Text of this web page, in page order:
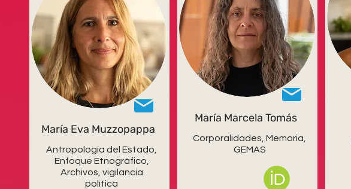
María Eva Muzzopappa
Antropología del Estado,
Enfoque Etnográfico,
Archivos, vigilancia
política
María Marcela Tomás
Corporalidades, Memoria,
GEMAS